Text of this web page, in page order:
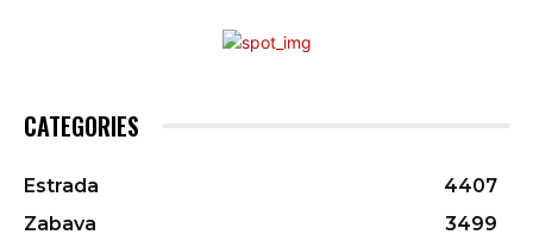
CATEGORIES
Estrada
4407
Zabava
3499